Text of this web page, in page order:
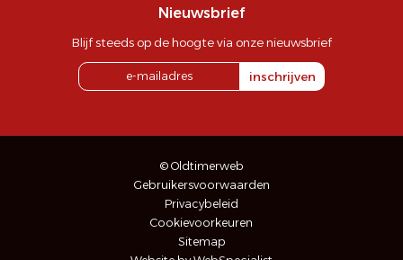
Nieuwsbrief
Blijf steeds op de hoogte via onze nieuwsbrief
inschrijven
© Oldtimerweb
Gebruikersvoorwaarden
Privacybeleid
Cookievoorkeuren
Sitemap